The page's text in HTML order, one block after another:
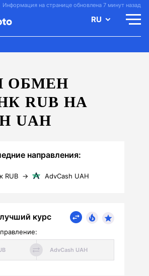
Информация на странице обновлена 7 минут назад
RU
ОБМЕН
RUB НА
UAH
направления:
RUB → AdvCash UAH
курс